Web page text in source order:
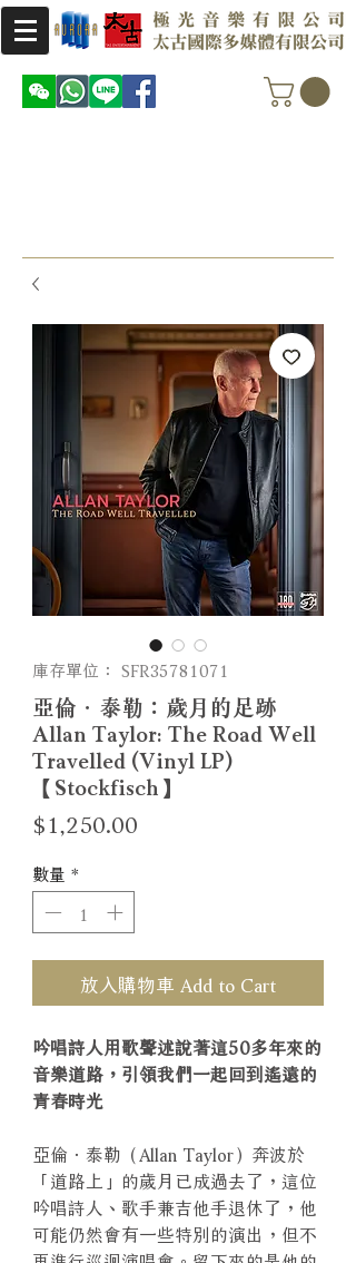
庫存單位： SFR35781071
亞倫．泰勒：歲月的足跡
Allan Taylor: The Road Well
Travelled (Vinyl LP)
【Stockfisch】
$1,250.00
數量 *
放入購物車 Add to Cart
吟唱詩人用歌聲述說著這50多年來的
音樂道路，引領我們一起回到遙遠的
青春時光
亞倫．泰勒（Allan Taylor）奔波於
「道路上」的歲月已成過去了，這位
吟唱詩人、歌手兼吉他手退休了，他
可能仍然會有一些特別的演出，但不